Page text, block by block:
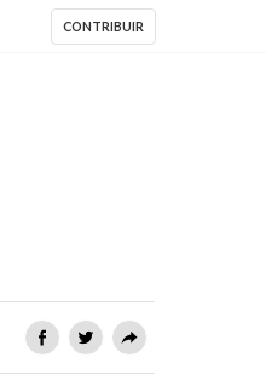
CONTRIBUIR